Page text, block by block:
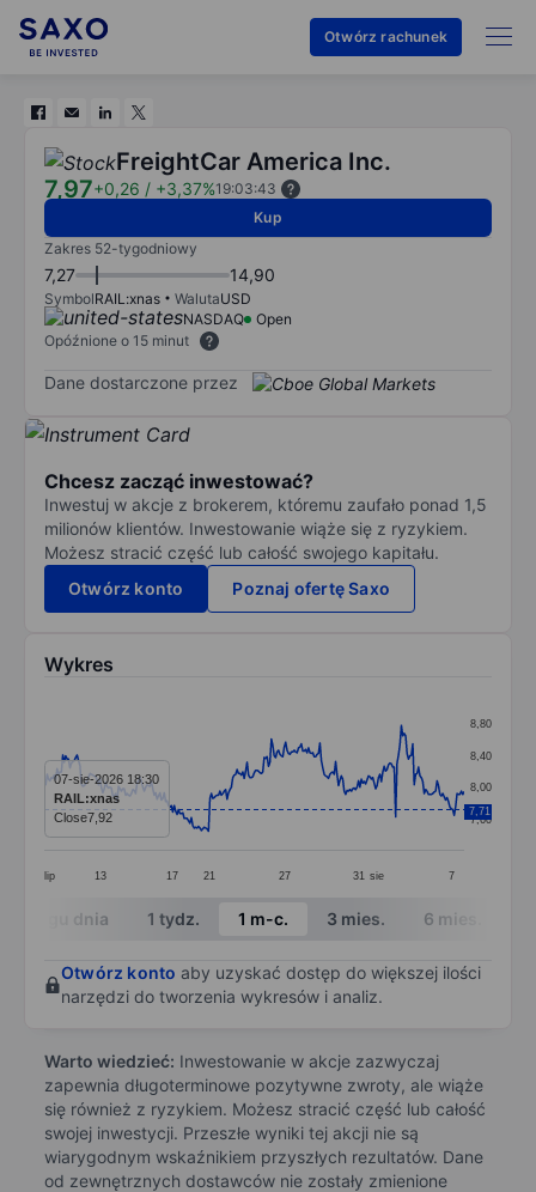
Otwórz rachunek
FreightCar America Inc.
7,97+0,26 / +3,37%19:03:43
Kup
Zakres 52-tygodniowy
7,27 14,90
SymbolRAIL:xnas WalutaUSD
NASDAQ
Open
Opóźnione o 15 minut
Dane dostarczone przez
Chcesz zacząć inwestować?
Inwestuj w akcje z brokerem, któremu zaufało ponad 1,5
milionów klientów. Inwestowanie wiąże się z ryzykiem.
Możesz stracić część lub całość swojego kapitału.
Otwórz konto
Poznaj ofertę Saxo
Wykres
Line chart with 295 data points.
The chart has 1 X axis displaying categories.
The chart has 1 Y axis displaying values. Data
lip 13 17 21 27 31 sie 7
7,60
8,00
8,40
8,80
7,71
07-sie-2026 18:30
RAIL:xnas
Close7,92
End of interactive chart.
W ciągu dnia 1 tydz. 1 m-c. 3 mies. 6 mies.
Otwórz konto aby uzyskać dostęp do większej ilości
narzędzi do tworzenia wykresów i analiz.
Warto wiedzieć: Inwestowanie w akcje zazwyczaj
zapewnia długoterminowe pozytywne zwroty, ale wiąże
się również z ryzykiem. Możesz stracić część lub całość
swojej inwestycji. Przeszłe wyniki tej akcji nie są
wiarygodnym wskaźnikiem przyszłych rezultatów. Dane
od zewnętrznych dostawców nie zostały zmienione